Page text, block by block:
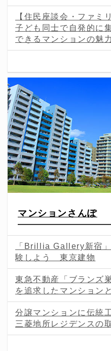
【住民座談会・ファミ
子ども同士で自発的に
できるマンションの魅
マンションさんぽ
「Brillia Gallery新宿
験しよう 東京建物
東急不動産「ブランズ
を追求したマンション
分譲マンションに伝統
三菱地所レジデンスの